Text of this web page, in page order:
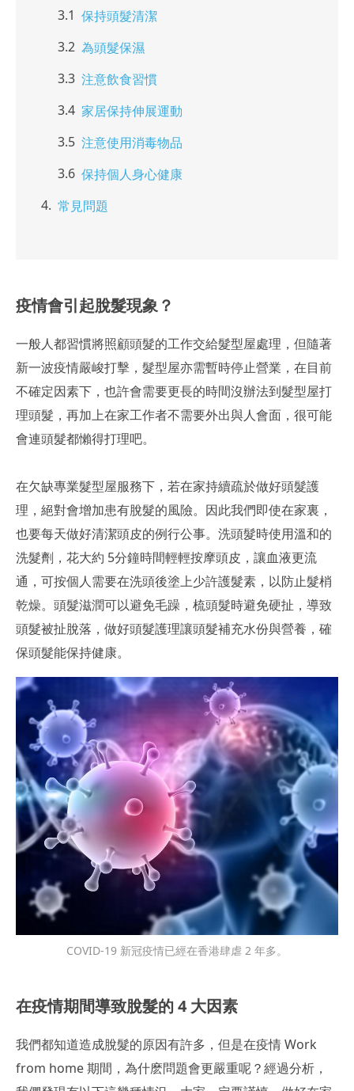
保持頭髮清潔
為頭髮保濕
注意飲食習慣
家居保持伸展運動
注意使用消毒物品
保持個人身心健康
常見問題
疫情會引起脫髮現象？
一般人都習慣將照顧頭髮的工作交給髮型屋處理，但隨著
新一波疫情嚴峻打擊，髮型屋亦需暫時停止營業，在目前
不確定因素下，也許會需要更長的時間沒辦法到髮型屋打
理頭髮，再加上在家工作者不需要外出與人會面，很可能
會連頭髮都懶得打理吧。
在欠缺專業髮型屋服務下，若在家持續疏於做好頭髮護
理，絕對會增加患有脫髮的風險。因此我們即使在家裏，
也要每天做好清潔頭皮的例行公事。洗頭髮時使用溫和的
洗髮劑，花大約 5分鐘時間輕輕按摩頭皮，讓血液更流
通，可按個人需要在洗頭後塗上少許護髮素，以防止髮梢
乾燥。頭髮滋潤可以避免毛躁，梳頭髮時避免硬扯，導致
頭髮被扯脫落，做好頭髮護理讓頭髮補充水份與營養，確
保頭髮能保持健康。
COVID-19 新冠疫情已經在香港肆虐 2 年多。
在疫情期間導致脫髮的 4 大因素
我們都知道造成脫髮的原因有許多，但是在疫情 Work
from home 期間，為什麽問題會更嚴重呢？經過分析，